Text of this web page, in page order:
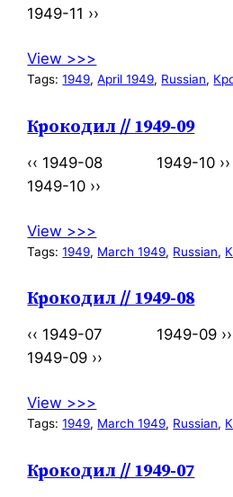
1949-11 ››
View >>>
Tags:1949, April 1949, Russian,
Крокодил // 1949-09
‹‹ 1949-08 1949-10
1949-10 ››
View >>>
Tags:1949, March 1949, Russian,
Крокодил // 1949-08
‹‹ 1949-07 1949-09
1949-09 ››
View >>>
Tags:1949, March 1949, Russian,
Крокодил // 1949-07